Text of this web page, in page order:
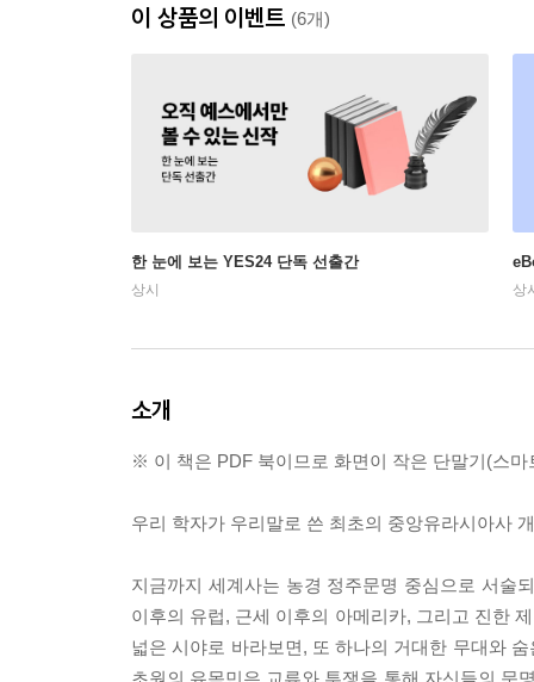
이 상품의 이벤트 (6개)
한 눈에 보는 YES24 단독 선출간
상시 상
소개
※ 이 책은 PDF 북이므로 화면이 작은 단말기(스
우리 학자가 우리말로 쓴 최초의 중앙유라시아사
지금까지 세계사는 농경 정주문명 중심으로 서술
이후의 유럽, 근세 이후의 아메리카, 그리고 진한
넓은 시야로 바라보면, 또 하나의 거대한 무대와
초원의 유목민은 교류와 투쟁을 통해 자신들의 문